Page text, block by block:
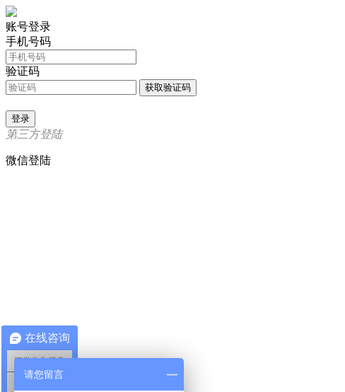
账号登录
手机号码
验证码
获取验证码
登录
第三方登陆
微信登陆
在线咨询
问卷收集服务
请您留言